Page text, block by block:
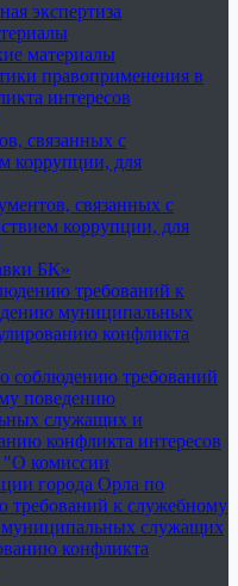
экспертиза
материалы
правоприменения в
интересов
связанных с
коррупции, для
связанных с
коррупции, для
БК»
требований к
муниципальных
конфликта
соблюдению требований
поведению
служащих и
конфликта интересов
комиссии
города Орла по
требований к служебному
служащих
конфликта